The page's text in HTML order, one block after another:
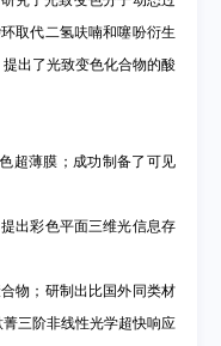
取代二氢呋喃和噻吩衍生
出了光致变色化合物的酸
超薄膜；成功制备了可见
出彩色平面三维光信息存
物；研制出比国外同类材
菁三阶非线性光学超快响应